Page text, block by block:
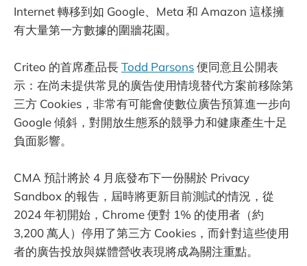
Internet 轉移到如 Google、Meta 和 Amazon 這樣擁
有大量第一方數據的圍牆花園。
Criteo 的首席產品長Todd Parsons便同意且公開表
示：在尚未提供常見的廣告使用情境替代方案前移除第
三方 Cookies，非常有可能會使數位廣告預算進一步向
Google 傾斜，對開放生態系的競爭力和健康產生十足
負面影響。
CMA 預計將於 4 月底發布下一份關於 Privacy
Sandbox 的報告，屆時將更新目前測試的情況，從
2024 年初開始，Chrome 便對 1% 的使用者（約
3,200 萬人）停用了第三方 Cookies，而針對這些使用
者的廣告投放與媒體營收表現將成為關注重點。